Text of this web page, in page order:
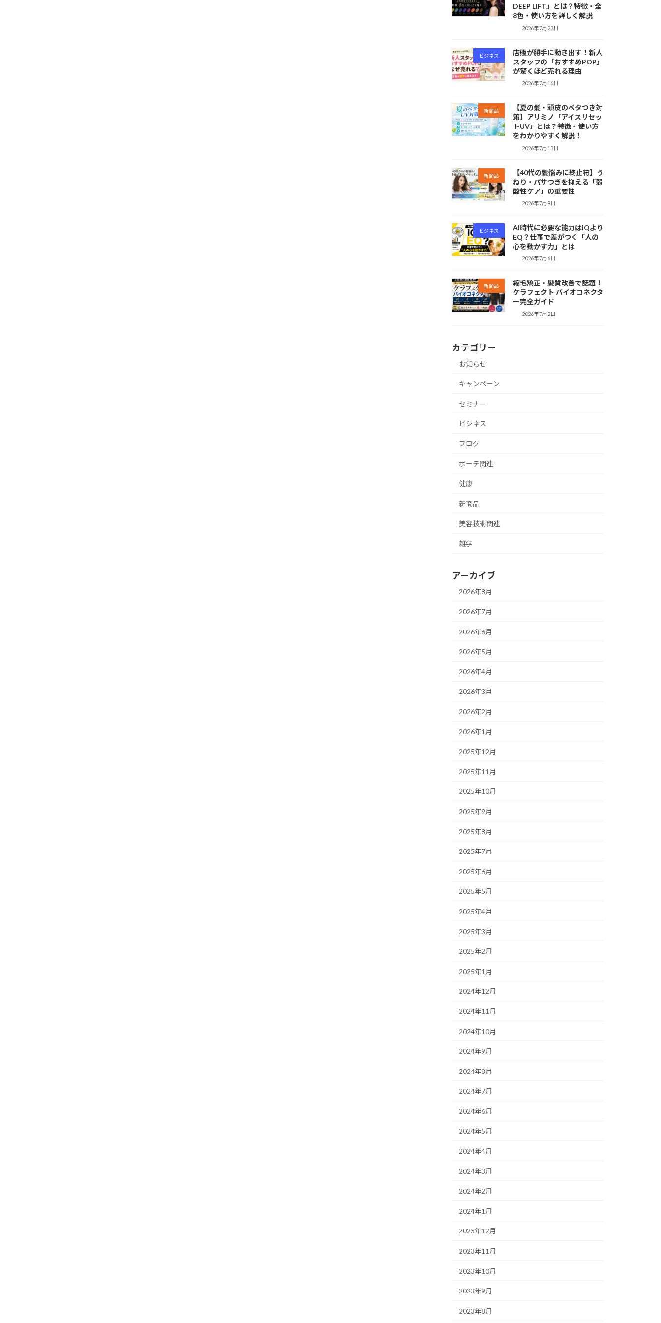
DEEP LIFT」とは？特徴・全
8色・使い方を詳しく解説
2026年7月23日
ビジネス
店販が勝手に動き出す！新人
スタッフの「おすすめPOP」
が驚くほど売れる理由
2026年7月16日
新商品
【夏の髪・頭皮のベタつき対
策】アリミノ「アイスリセッ
トUV」とは？特徴・使い方
をわかりやすく解説！
2026年7月13日
新商品
【40代の髪悩みに終止符】う
ねり・パサつきを抑える「弱
酸性ケア」の重要性
2026年7月9日
ビジネス
AI時代に必要な能力はIQより
EQ？仕事で差がつく「人の
心を動かす力」とは
2026年7月6日
新商品
縮毛矯正・髪質改善で話題！
ケラフェクト バイオコネクタ
ー完全ガイド
2026年7月2日
カテゴリー
お知らせ
キャンペーン
セミナー
ビジネス
ブログ
ボーテ関連
健康
新商品
美容技術関連
雑学
アーカイブ
2026年8月
2026年7月
2026年6月
2026年5月
2026年4月
2026年3月
2026年2月
2026年1月
2025年12月
2025年11月
2025年10月
2025年9月
2025年8月
2025年7月
2025年6月
2025年5月
2025年4月
2025年3月
2025年2月
2025年1月
2024年12月
2024年11月
2024年10月
2024年9月
2024年8月
2024年7月
2024年6月
2024年5月
2024年4月
2024年3月
2024年2月
2024年1月
2023年12月
2023年11月
2023年10月
2023年9月
2023年8月